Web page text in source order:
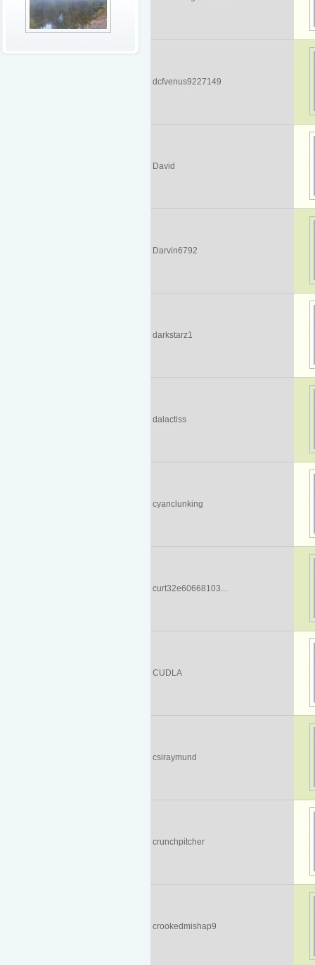
dcfvenus9227149
David
Darvin6792
darkstarz1
dalactiss
cyanclunking
curt32e60668103...
CUDLA
csiraymund
crunchpitcher
crookedmishap9